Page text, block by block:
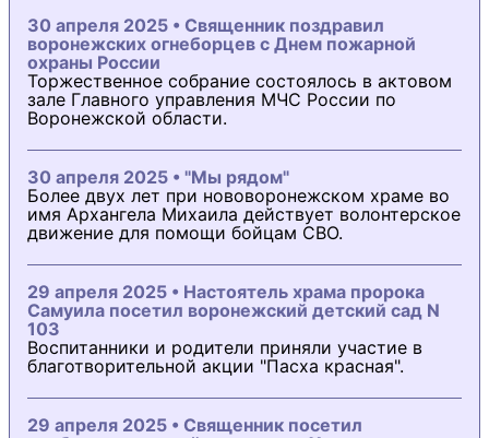
30 апреля 2025 • Священник поздравил
воронежских огнеборцев с Днем пожарной
охраны России
Торжественное собрание состоялось в актовом
зале Главного управления МЧС России по
Воронежской области.
30 апреля 2025 • "Мы рядом"
Более двух лет при нововоронежском храме во
имя Архангела Михаила действует волонтерское
движение для помощи бойцам СВО.
29 апреля 2025 • Настоятель храма пророка
Самуила посетил воронежский детский сад N
103
Воспитанники и родители приняли участие в
благотворительной акции "Пасха красная".
29 апреля 2025 • Священник посетил